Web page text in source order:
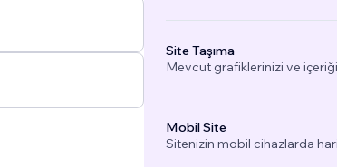
Site Taşıma
Mevcut grafiklerinizi ve
Mobil Site
Sitenizin mobil cihazlarda